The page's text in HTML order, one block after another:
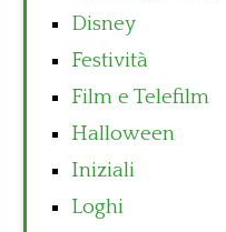
Disney
Festività
Film e Telefilm
Halloween
Iniziali
Loghi